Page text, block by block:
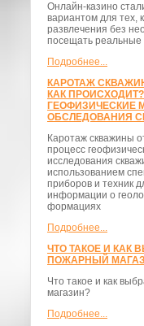
Онлайн-казино
вариантом для тех,
развлечения без
посещать реальные
Подробнее...
КАРОТАЖ
КАК ПРОИСХОДИТ?
ГЕОФИЗИЧЕСКИЕ
ОБСЛЕДОВАНИЯ
Каротаж скважины
процесс
исследования
использованием
приборов и техник
информации о
формациях
Подробнее...
ЧТО ТАКОЕ И КАК
ПОЖАРНЫЙ
Что такое и как
магазин?
Подробнее...